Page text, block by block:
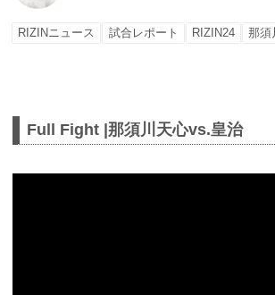
RIZINニュース 試合レポート RIZIN24 那須
Full Fight |那須川天心vs.皇治